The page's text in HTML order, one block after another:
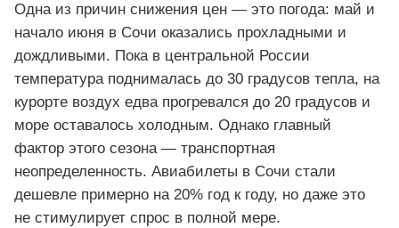
Одна из причин снижения цен — это погода: май и
начало июня в Сочи оказались прохладными и
дождливыми. Пока в центральной России
температура поднималась до 30 градусов тепла, на
курорте воздух едва прогревался до 20 градусов и
море оставалось холодным. Однако главный
фактор этого сезона — транспортная
неопределенность. Авиабилеты в Сочи стали
дешевле примерно на 20% год к году, но даже это
не стимулирует спрос в полной мере.